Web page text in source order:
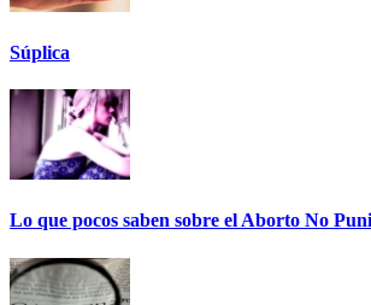
Súplica
Lo que pocos saben sobre el Aborto No